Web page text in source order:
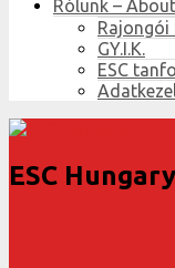
Rólunk –
Rajongói
GY.I.K.
ESC
ESC Hungary